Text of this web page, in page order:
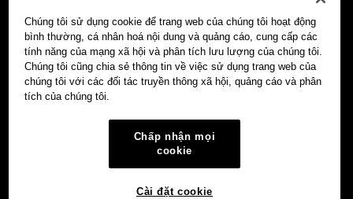
Chúng tôi sử dụng cookie để trang web của chúng tôi hoạt động
bình thường, cá nhân hoá nội dung và quảng cáo, cung cấp các
tính năng của mạng xã hội và phân tích lưu lượng của chúng tôi.
Chúng tôi cũng chia sẻ thông tin về việc sử dụng trang web của
chúng tôi với các đối tác truyền thông xã hội, quảng cáo và phân
tích của chúng tôi.
Chấp nhận mọi
cookie
Cài đặt cookie